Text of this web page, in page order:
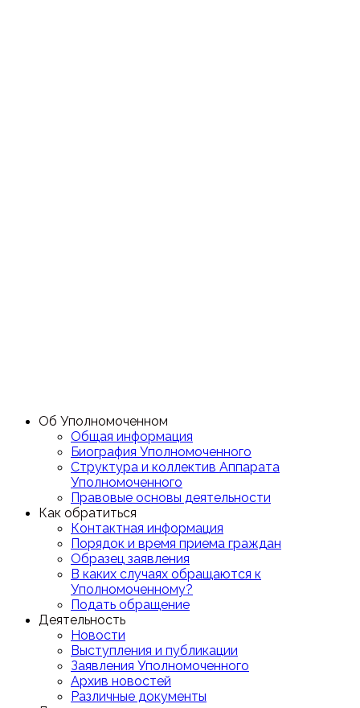
Об Уполномоченном
Общая информация
Биография Уполномоченного
Структура и коллектив Аппарата
Уполномоченного
Правовые основы деятельности
Как обратиться
Контактная информация
Порядок и время приема граждан
Образец заявления
В каких случаях обращаются к
Уполномоченному?
Подать обращение
Деятельность
Новости
Выступления и публикации
Заявления Уполномоченного
Архив новостей
Различные документы